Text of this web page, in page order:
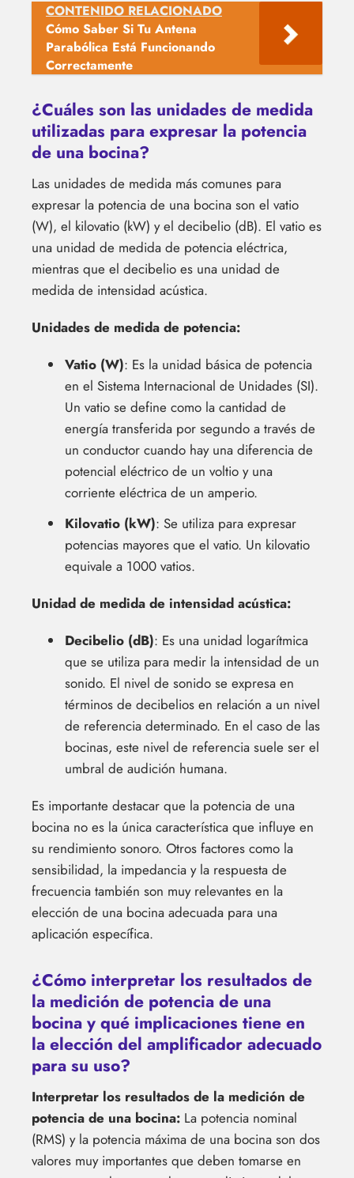
CONTENIDO RELACIONADO
Cómo Saber Si Tu Antena
Parabólica Está Funcionando
Correctamente
¿Cuáles son las unidades de medida
utilizadas para expresar la potencia
de una bocina?
Las unidades de medida más comunes para
expresar la potencia de una bocina son el vatio
(W), el kilovatio (kW) y el decibelio (dB). El vatio es
una unidad de medida de potencia eléctrica,
mientras que el decibelio es una unidad de
medida de intensidad acústica.
Unidades de medida de potencia:
Vatio (W): Es la unidad básica de potencia
en el Sistema Internacional de Unidades (SI).
Un vatio se define como la cantidad de
energía transferida por segundo a través de
un conductor cuando hay una diferencia de
potencial eléctrico de un voltio y una
corriente eléctrica de un amperio.
Kilovatio (kW): Se utiliza para expresar
potencias mayores que el vatio. Un kilovatio
equivale a 1000 vatios.
Unidad de medida de intensidad acústica:
Decibelio (dB): Es una unidad logarítmica
que se utiliza para medir la intensidad de un
sonido. El nivel de sonido se expresa en
términos de decibelios en relación a un nivel
de referencia determinado. En el caso de las
bocinas, este nivel de referencia suele ser el
umbral de audición humana.
Es importante destacar que la potencia de una
bocina no es la única característica que influye en
su rendimiento sonoro. Otros factores como la
sensibilidad, la impedancia y la respuesta de
frecuencia también son muy relevantes en la
elección de una bocina adecuada para una
aplicación específica.
¿Cómo interpretar los resultados de
la medición de potencia de una
bocina y qué implicaciones tiene en
la elección del amplificador adecuado
para su uso?
Interpretar los resultados de la medición de
potencia de una bocina: La potencia nominal
(RMS) y la potencia máxima de una bocina son dos
valores muy importantes que deben tomarse en